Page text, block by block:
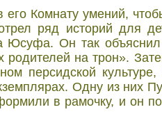
Комнату умений,
ряд историй для
Юсуфа. Он так
на трон».
персидской культуре,
Одну из них
в рамочку, и он